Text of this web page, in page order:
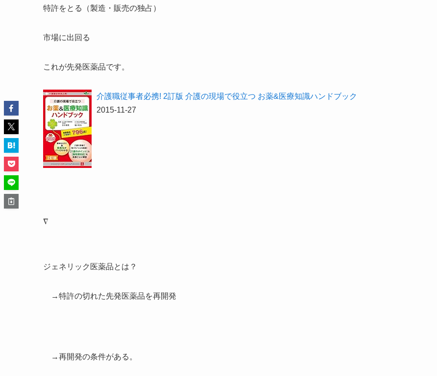
特許をとる（製造・販売の独占）
市場に出回る
これが先発医薬品です。
介護職従事者必携! 2訂版 介護の現場で役立つ お薬&医療知識ハンドブック
2015-11-27
∇
ジェネリック医薬品とは？
→特許の切れた先発医薬品を再開発
→再開発の条件がある。